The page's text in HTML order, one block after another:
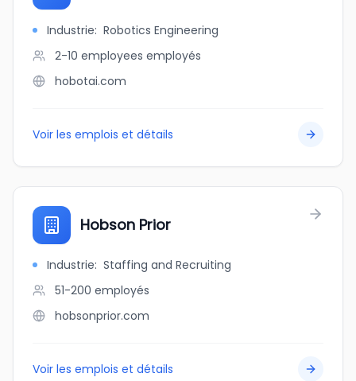
Industrie: Robotics Engineering
2-10 employees employés
hobotai.com
Voir les emplois et détails
Hobson Prior
Industrie: Staffing and Recruiting
51-200 employés
hobsonprior.com
Voir les emplois et détails